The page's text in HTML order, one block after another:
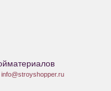
info@stroyshopper.ru